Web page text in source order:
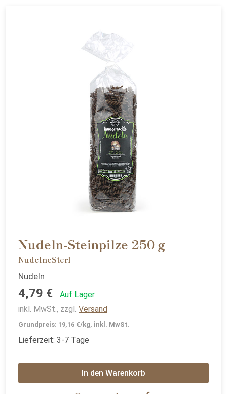
Nudeln-Steinpilze 250 g
NudelneSterl
Nudeln
4,79 €
Auf Lager
inkl. MwSt., zzgl. Versand
Grundpreis: 19,16 €/kg, inkl. MwSt.
Lieferzeit: 3-7 Tage
In den Warenkorb